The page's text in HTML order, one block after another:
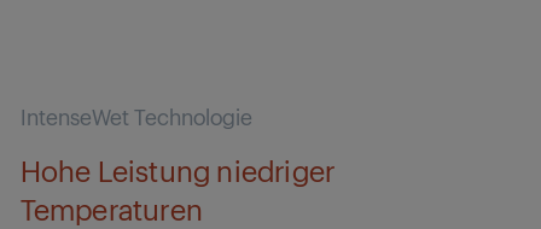
IntenseWet Technologie
Hohe Leistung niedriger
Temperaturen